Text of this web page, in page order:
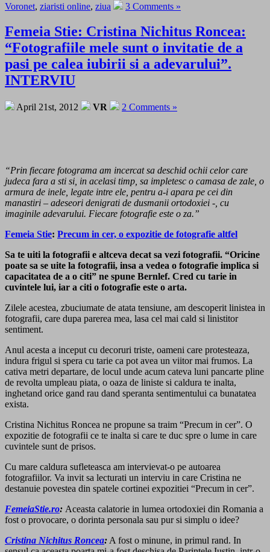
Voronet, ziaristi online, ziua 3 Comments »
Femeia Stie: Cristina Nichitus Roncea:
“Fotografiile mele sunt o invitatie de a
pasi pe calea iubirii si a adevarului”.
INTERVIU
April 21st, 2012 VR 2 Comments »
“Prin fiecare fotograma am incercat sa deschid ochii celor care
judeca fara a sti si, in acelasi timp, sa impletesc o camasa de zale, o
armura de inele, legate intre ele, pentru a-i apara pe cei din
manastiri – adeseori denigrati de dusmanii ortodoxiei -, cu
imaginile adevarului. Fiecare fotografie este o za.”
Femeia Stie: Precum in cer, o expozitie de fotografie altfel
Sa te uiti la fotografii e altceva decat sa vezi fotografii. “Oricine
poate sa se uite la fotografii, insa a vedea o fotografie implica si
capacitatea de a o citi” ne spune Bernlef. Cred cu tarie in
cuvintele lui, iar a citi o fotografie este o arta.
Zilele acestea, zbuciumate de atata tensiune, am descoperit linistea in
fotografii, care dupa parerea mea, lasa cel mai cald si linistitor
sentiment.
Anul acesta a inceput cu decoruri triste, oameni care protesteaza,
indura frigul si spera cu tarie ca pot avea un viitor mai frumos. La
cativa metri departare, de locul unde acum cateva luni pancarte pline
de revolta umpleau piata, o oaza de liniste si caldura te inalta,
inghetand orice gand rau dand speranta sentimentului ca bunatatea
exista.
Cristina Nichitus Roncea ne propune sa traim “Precum in cer”. O
expozitie de fotografii ce te inalta si care te duc spre o lume in care
cuvintele sunt de prisos.
Cu mare caldura sufleteasca am intervievat-o pe autoarea
fotografiilor. Va invit sa lecturati un interviu in care Cristina ne
destanuie povestea din spatele cortinei expozitiei “Precum in cer”.
FemeiaStie.ro: Aceasta calatorie in lumea ortodoxiei din Romania a
fost o provocare, o dorinta personala sau pur si simplu o idee?
Cristina Nichitus Roncea: A fost o minune, in primul rand. In